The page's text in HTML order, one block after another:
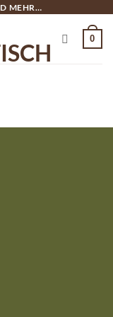
MEHR…
0